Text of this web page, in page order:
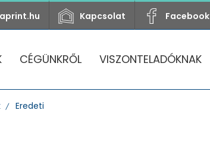
Kapcsolat Facebook
CÉGÜNKRŐL VISZONTELADÓKNAK
Eredeti